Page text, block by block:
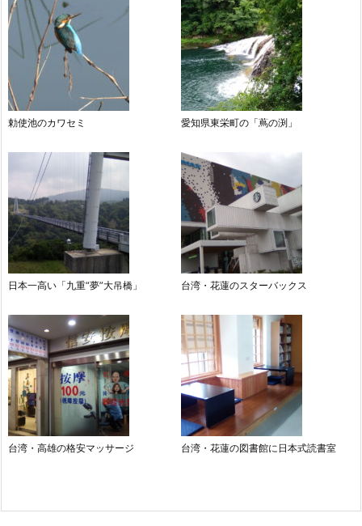
勅使池のカワセミ 愛知県東栄町の「蔦の渕」
日本一高い「九重“夢”大吊橋」 台湾・花蓮のスターバックス
台湾・高雄の格安マッサージ 台湾・花蓮の図書館に日本式読書室